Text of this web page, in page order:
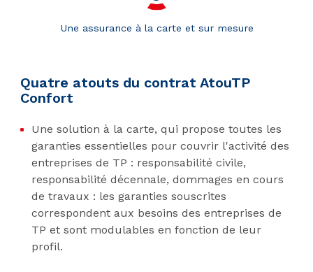
Une assurance à la carte et sur mesure
Quatre atouts du contrat AtouTP
Confort
Une solution à la carte, qui propose toutes les
garanties essentielles pour couvrir l'activité des
entreprises de TP : responsabilité civile,
responsabilité décennale, dommages en cours
de travaux : les garanties souscrites
correspondent aux besoins des entreprises de
TP et sont modulables en fonction de leur
profil.